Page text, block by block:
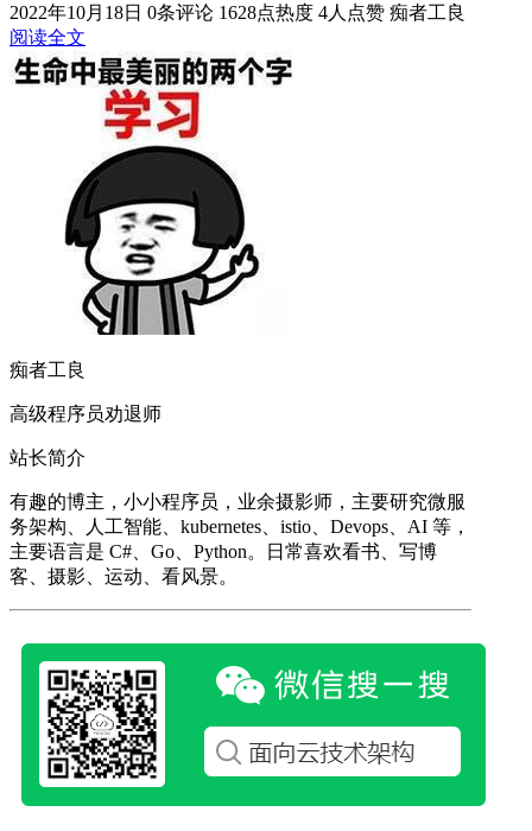
2022年10月18日 0条评论 1628点热度 4人点赞 痴者工良
阅读全文
痴者工良
高级程序员劝退师
站长简介
有趣的博主，小小程序员，业余摄影师，主要研究微服
务架构、人工智能、kubernetes、istio、Devops、AI 等，
主要语言是 C#、Go、Python。日常喜欢看书、写博
客、摄影、运动、看风景。